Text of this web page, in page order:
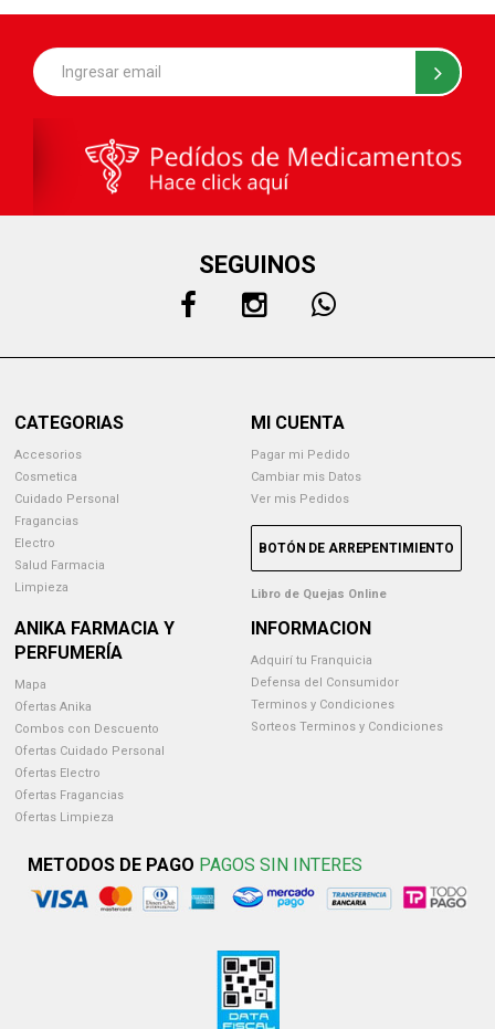
SEGUINOS
CATEGORIAS
Accesorios
Cosmetica
Cuidado Personal
Fragancias
Electro
Salud Farmacia
Limpieza
MI CUENTA
Pagar mi Pedido
Cambiar mis Datos
Ver mis Pedidos
BOTÓN DE ARREPENTIMIENTO
Libro de Quejas Online
ANIKA FARMACIA Y
PERFUMERÍA
Mapa
Ofertas Anika
Combos con Descuento
Ofertas Cuidado Personal
Ofertas Electro
Ofertas Fragancias
Ofertas Limpieza
INFORMACION
Adquirí tu Franquicia
Defensa del Consumidor
Terminos y Condiciones
Sorteos Terminos y Condiciones
METODOS DE PAGO PAGOS SIN INTERES